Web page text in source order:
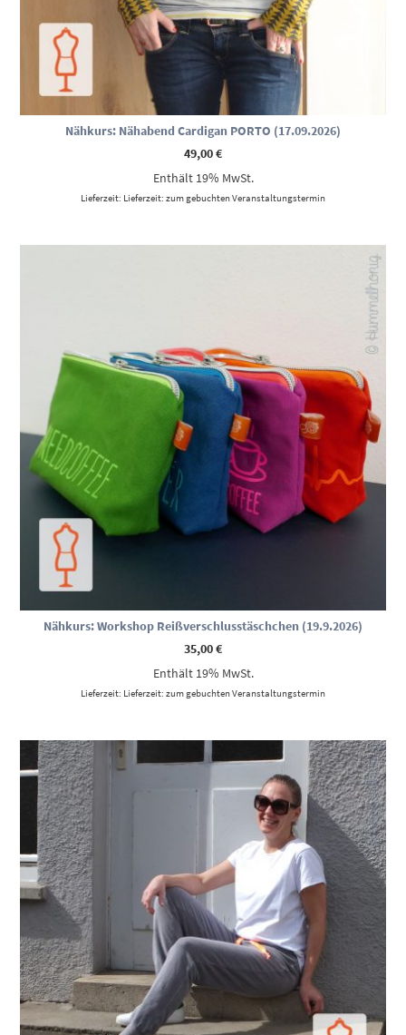
Nähkurs: Nähabend Cardigan PORTO (17.09.2026)
49,00€
Enthält 19% MwSt.
Lieferzeit: Lieferzeit: zum gebuchten Veranstaltungstermin
Nähkurs: Workshop Reißverschlusstäschchen (19.9.2026)
35,00€
Enthält 19% MwSt.
Lieferzeit: Lieferzeit: zum gebuchten Veranstaltungstermin